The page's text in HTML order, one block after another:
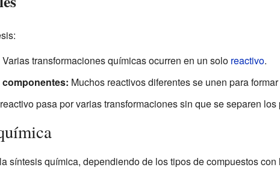
Varias transformaciones químicas ocurren en un solo reactivo.
Muchos reactivos diferentes se unen para
pasa por varias transformaciones sin que se separen
síntesis química, dependiendo de los tipos de compuestos con